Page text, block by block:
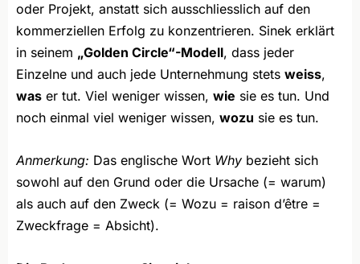
oder Projekt, anstatt sich ausschliesslich auf den
kommerziellen Erfolg zu konzentrieren. Sinek erklärt
in seinem „Golden Circle“-Modell, dass jeder
Einzelne und auch jede Unternehmung stets weiss,
was er tut. Viel weniger wissen, wie sie es tun. Und
noch einmal viel weniger wissen, wozu sie es tun.
Anmerkung: Das englische Wort Why bezieht sich
sowohl auf den Grund oder die Ursache (= warum)
als auch auf den Zweck (= Wozu = raison d’être =
Zweckfrage = Absicht).